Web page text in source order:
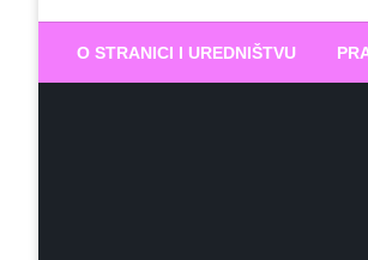
Biram
O STRANICI I UREDNIŠTVU